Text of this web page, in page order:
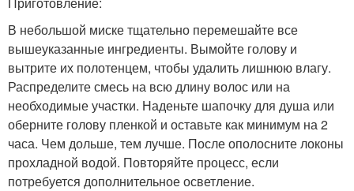
В небольшой миске тщательно перемешайте все
вышеуказанные ингредиенты. Вымойте голову и
вытрите их полотенцем, чтобы удалить лишнюю влагу.
Распределите смесь на всю длину волос или на
необходимые участки. Наденьте шапочку для душа или
оберните голову пленкой и оставьте как минимум на 2
часа. Чем дольше, тем лучше. После ополосните локоны
прохладной водой. Повторяйте процесс, если
потребуется дополнительное осветление.